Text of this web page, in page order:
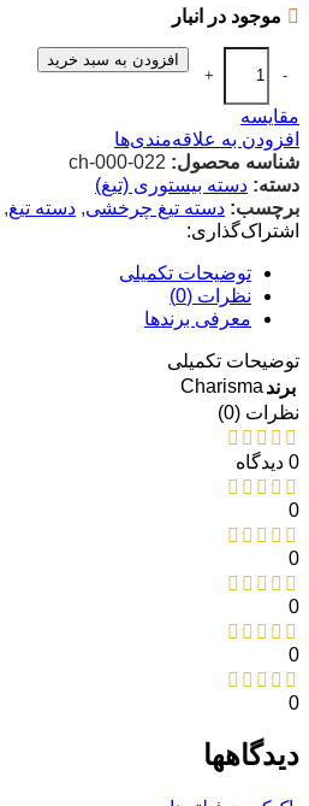
موجود در انبار
-
+
افزودن به سبد خرید
مقایسه
افزودن به علاقه‌مندی‌ها
شناسه محصول: ch-000-022
دسته: دسته بیستوری (تیغ)
برچسب: دسته تیغ چرخشی, دسته تیغ,
اشتراک‌گذاری:
توضیحات تکمیلی
نظرات (0)
معرفی برند‌ها
توضیحات تکمیلی
برند Charisma
نظرات (0)
0 دیدگاه
0
0
0
0
0
دیدگاهها